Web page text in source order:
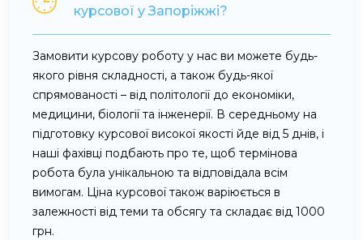
курсової у Запоріжжі?
Замовити курсову роботу у нас ви можете будь-
якого рівня складності, а також будь-якої
спрямованості – від політології до економіки,
медицини, біології та інженерії. В середньому на
підготовку курсової високої якості йде від 5 днів, і
наші фахівці подбають про те, щоб термінова
робота була унікальною та відповідала всім
вимогам. Ціна курсової також варіюється в
залежності від теми та обсягу та складає від 1000
грн.